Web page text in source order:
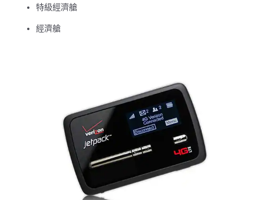
特級經濟艙
經濟艙